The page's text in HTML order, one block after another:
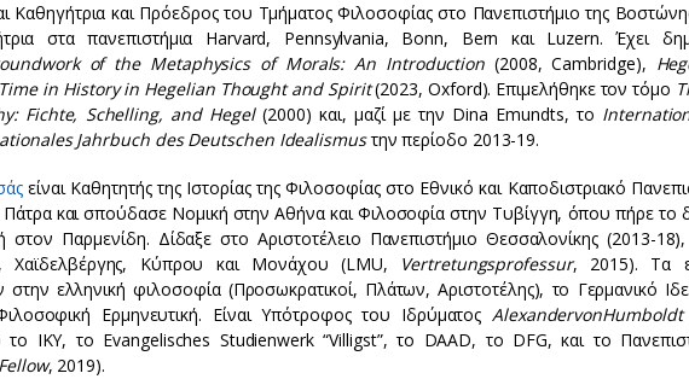
Καθηγήτρια και Πρόεδρος του Τμήματος Φιλοσοφίας στο Πανεπιστήμιο της
στα πανεπιστήμια Harvard, Pennsylvania, Bonn, Bern και Luzern. Έχει
of the Metaphysics of Morals: An Introduction (2008, Cambridge),
Time in History in Hegelian Thought and Spirit(2023, Oxford). Επιμελήθηκε τον τόμο
Fichte, Schelling, and Hegel(2000) και, μαζί με την Dina Emundts, το
Jahrbuch des Deutschen Idealismusτην περίοδο 2013-19.
είναι Καθητητής της Ιστορίας της Φιλοσοφίας στο Εθνικό και Καποδιστριακό
και σπούδασε Νομική στην Αθήνα και Φιλοσοφία στην Τυβίγγη, όπου πήρε το
στον Παρμενίδη. Δίδαξε στο Αριστοτέλειο Πανεπιστήμιο Θεσσαλονίκης (2013-
Χαϊδελβέργης, Κύπρου και Μονάχου (LMU, Vertretungsprofessur, 2015). Τα
στην ελληνική φιλοσοφία (Προσωκρατικοί, Πλάτων, Αριστοτέλης), το Γερμανικό
Ερμηνευτική. Είναι Υπότροφος του ΙδρύματοςAlexandervonHumboldt
IKY, το Evangelisches Studienwerk “Villigst”, το DAAD, το DFG, και το
, 2019).